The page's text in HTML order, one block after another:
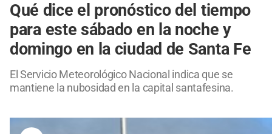
Qué dice el pronóstico del tiempo
para este sábado en la noche y
domingo en la ciudad de Santa Fe
El Servicio Meteorológico Nacional indica que se
mantiene la nubosidad en la capital santafesina.